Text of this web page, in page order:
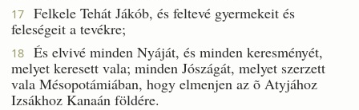
17
Felkele Tehát Jákób, és feltevé gyermekeit és
feleségeit a tevékre;
18
És elvivé minden Nyáját, és minden keresményét,
melyet keresett vala; minden Jószágát, melyet szerzett
vala Mésopotámiában, hogy elmenjen az õ Atyjához
Izsákhoz Kanaán földére.